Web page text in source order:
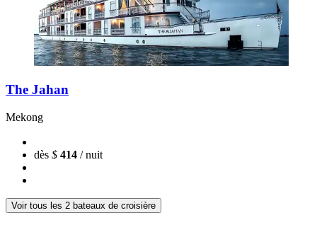
The Jahan
Mekong
dès $ 414 / nuit
Voir tous les 2 bateaux de croisière